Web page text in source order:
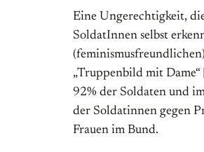
Eine Ungerechtigkeit,
SoldatInnen selbst
„Truppenbild mit Dame“
92% der Soldaten und
der Soldatinnen gegen
Frauen im Bund.